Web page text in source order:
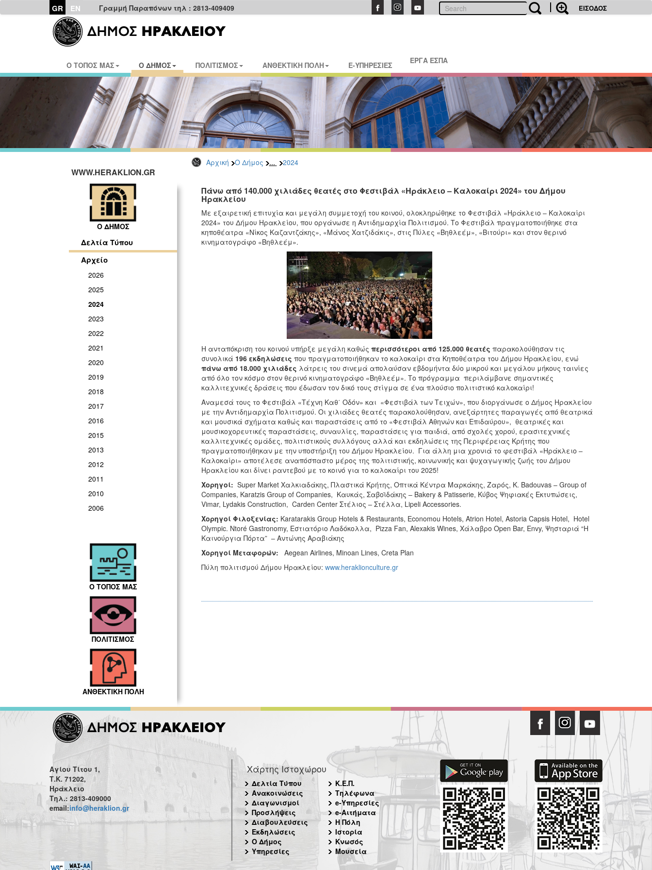
GR EN Γραμμή Παραπόνων τηλ : 2813-409409 ΕΙΣΟΔΟΣ
Ο ΤΟΠΟΣ ΜΑΣ Ο ΔΗΜΟΣ ΠΟΛΙΤΙΣΜΟΣ ΑΝΘΕΚΤΙΚΗ ΠΟΛΗ E-ΥΠΗΡΕΣΙΕΣ ΕΡΓΑ ΕΣΠΑ
Αρχική Ο Δήμος ... 2024
WWW.HERAKLION.GR
Ο ΔΗΜΟΣ
Δελτία Τύπου
Αρχείο
2026
2025
2024
2023
2022
2021
2020
2019
2018
2017
2016
2015
2013
2012
2011
2010
2006
Ο ΤΟΠΟΣ ΜΑΣ
ΠΟΛΙΤΙΣΜΟΣ
ΑΝΘΕΚΤΙΚΗ ΠΟΛΗ
Πάνω από 140.000 χιλιάδες θεατές στο Φεστιβάλ «Ηράκλειο – Καλοκαίρι 2024» του Δήμου
Ηρακλείου
Με εξαιρετική επιτυχία και μεγάλη συμμετοχή του κοινού, ολοκληρώθηκε το Φεστιβάλ «Ηράκλειο – Καλοκαίρι
2024» του Δήμου Ηρακλείου, που οργάνωσε η Αντιδημαρχία Πολιτισμού. Το Φεστιβάλ πραγματοποιήθηκε στα
κηποθέατρα «Νίκος Καζαντζάκης», «Μάνος Χατζιδάκις», στις Πύλες «Βηθλεέμ», «Βιτούρι» και στον θερινό
κινηματογράφο «Βηθλεέμ».
Η ανταπόκριση του κοινού υπήρξε μεγάλη καθώς περισσότεροι από 125.000 θεατές παρακολούθησαν τις
συνολικά 196 εκδηλώσεις που πραγματοποιήθηκαν το καλοκαίρι στα Κηποθέατρα του Δήμου Ηρακλείου, ενώ
πάνω από 18.000 χιλιάδες λάτρεις του σινεμά απολαύσαν εβδομήντα δύο μικρού και μεγάλου μήκους ταινίες
από όλο τον κόσμο στον θερινό κινηματογράφο «Βηθλεέμ». Το πρόγραμμα περιλάμβανε σημαντικές
καλλιτεχνικές δράσεις που έδωσαν τον δικό τους στίγμα σε ένα πλούσιο πολιτιστικό καλοκαίρι!
Αναμεσά τους το Φεστιβάλ «Τέχνη Καθ΄ Οδόν» και «Φεστιβάλ των Τειχών», που διοργάνωσε ο Δήμος Ηρακλείου
με την Αντιδημαρχία Πολιτισμού. Οι χιλιάδες θεατές παρακολούθησαν, ανεξάρτητες παραγωγές από θεατρικά
και μουσικά σχήματα καθώς και παραστάσεις από το «Φεστιβάλ Αθηνών και Επιδαύρου», θεατρικές και
μουσικοχορευτικές παραστάσεις, συναυλίες, παραστάσεις για παιδιά, από σχολές χορού, ερασιτεχνικές
καλλιτεχνικές ομάδες, πολιτιστικούς συλλόγους αλλά και εκδηλώσεις της Περιφέρειας Κρήτης που
πραγματοποιήθηκαν με την υποστήριξη του Δήμου Ηρακλείου. Για άλλη μια χρονιά το φεστιβάλ «Ηράκλειο –
Καλοκαίρι» αποτέλεσε αναπόσπαστο μέρος της πολιτιστικής, κοινωνικής και ψυχαγωγικής ζωής του Δήμου
Ηρακλείου και δίνει ραντεβού με το κοινό για το καλοκαίρι του 2025!
Χορηγοί: Super Market Χαλκιαδάκης, Πλαστικά Κρήτης, Οπτικά Κέντρα Μαρκάκης, Ζαρός, K. Badouvas – Group of
Companies, Karatzis Group of Companies, Καυκάς, Σαβοϊδάκης – Bakery & Patisserie, Κύβος Ψηφιακές Εκτυπώσεις,
Vimar, Lydakis Construction, Carden Center Στέλιος – Στέλλα, Lipeli Accessories.
Χορηγοί Φιλοξενίας: Karatarakis Group Hotels & Restaurants, Economou Hotels, Atrion Hotel, Astoria Capsis Hotel, Hotel
Olympic. Ntoré Gastronomy, Εστιατόριο Λαδόκολλα, Pizza Fan, Alexakis Wines, Χάλαβρο Open Bar, Envy, Ψησταριά “Η
Καινούργια Πόρτα” – Αντώνης Αραβιάκης
Χορηγοί Μεταφορών: Aegean Airlines, Minoan Lines, Creta Plan
Πύλη πολιτισμού Δήμου Ηρακλείου: www.heraklionculture.gr
Αγίου Τίτου 1,
Τ.Κ. 71202,
Ηράκλειο
Τηλ.: 2813-409000
email:info@heraklion.gr
Χάρτης Ιστοχώρου
Δελτία Τύπου
Ανακοινώσεις
Διαγωνισμοί
Προσλήψεις
Διαβουλεύσεις
Εκδηλώσεις
Ο Δήμος
Υπηρεσίες
Κ.Ε.Π.
Τηλέφωνα
e-Υπηρεσίες
e-Αιτήματα
Η Πόλη
Ιστορία
Κνωσός
Μουσεία